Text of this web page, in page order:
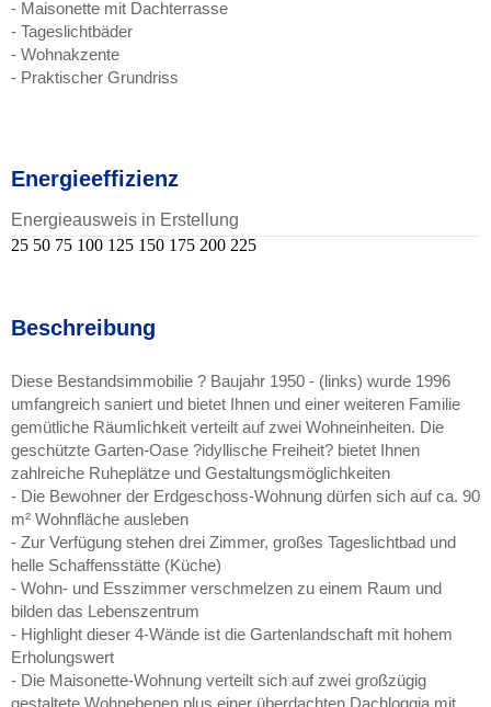
- Maisonette mit Dachterrasse
- Tageslichtbäder
- Wohnakzente
- Praktischer Grundriss
Energieeffizienz
Energieausweis in Erstellung
25 50 75 100 125 150 175 200 225
Beschreibung
Diese Bestandsimmobilie ? Baujahr 1950 - (links) wurde 1996
umfangreich saniert und bietet Ihnen und einer weiteren Familie
gemütliche Räumlichkeit verteilt auf zwei Wohneinheiten. Die
geschützte Garten-Oase ?idyllische Freiheit? bietet Ihnen
zahlreiche Ruheplätze und Gestaltungsmöglichkeiten
- Die Bewohner der Erdgeschoss-Wohnung dürfen sich auf ca. 90
m² Wohnfläche ausleben
- Zur Verfügung stehen drei Zimmer, großes Tageslichtbad und
helle Schaffensstätte (Küche)
- Wohn- und Esszimmer verschmelzen zu einem Raum und
bilden das Lebenszentrum
- Highlight dieser 4-Wände ist die Gartenlandschaft mit hohem
Erholungswert
- Die Maisonette-Wohnung verteilt sich auf zwei großzügig
gestaltete Wohnebenen plus einer überdachten Dachloggia mit